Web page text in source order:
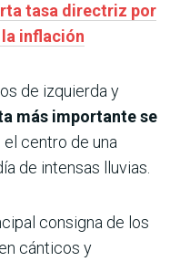
tasa directriz por
inflación
de izquierda y
más importante se
el centro de una
de intensas lluvias.
consigna de los
cánticos y